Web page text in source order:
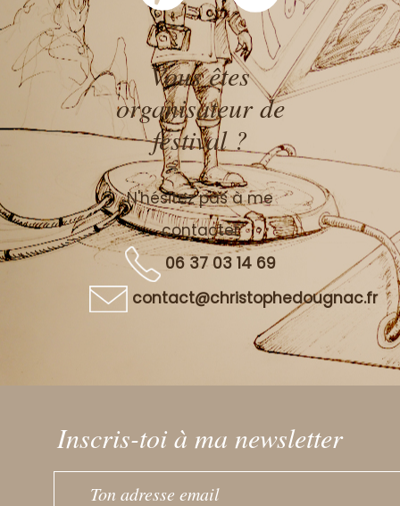
Vous êtes
organisateur de
festival ?
N'hésitez pas à me
contacter
06 37 03 14 69
contact@christophedougnac.fr
Inscris-toi à ma newsletter